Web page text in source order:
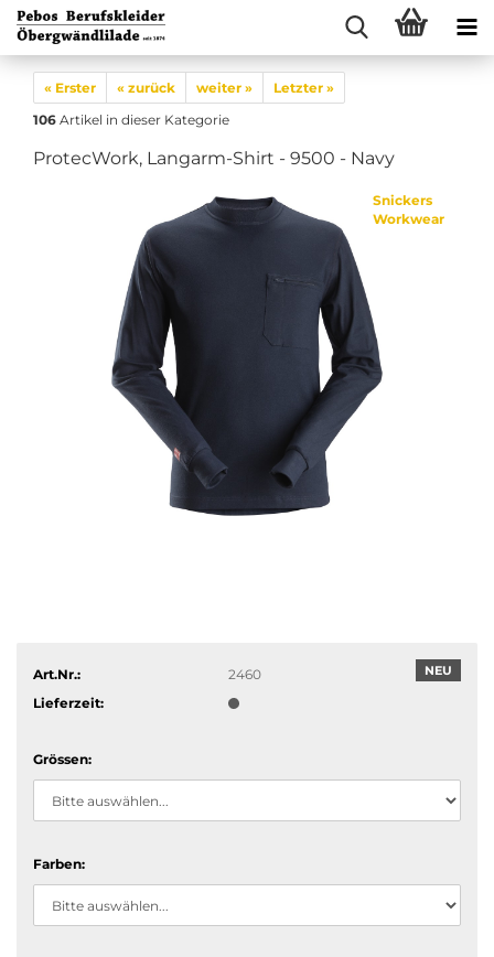
« Erster « zurück weiter »
Letzter »
106 Artikel in dieser Kategorie
ProtecWork, Langarm-Shirt - 9500 - Navy
Snickers
Workwear
NEU
Art.Nr.:
2460
Lieferzeit:
Grössen:
Farben: